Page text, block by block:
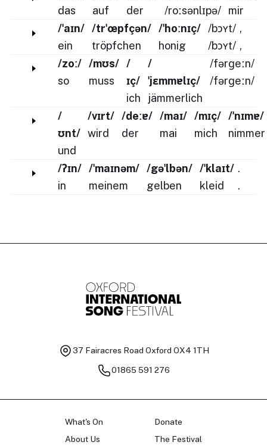
das
auf
der
/roːsənlɪpə/
mir
/ˈaɪn/
ein
/trˈœpfçən/
tröpfchen
/ˈhoːnɪç/
honig
/bɔʏt/
/bɔʏt/
,
,
/zoː/
so
/mʊs/
muss
/
ɪç/
ich
/
ˈjɛmmɐlɪç/
jämmerlich
/fərɡeːn/
/fərɡeːn/
/
ʊnt/
und
/vɪrt/
wird
/deːɐ/
der
/maɪ/
mai
/mɪç/
mich
/ˈnɪmɐ/
nimmer
/ʔɪn/
in
/ˈmaɪnəm/
meinem
/gəˈlbən/
gelben
/ˈklaɪt/
kleid
.
.
37 Fairacres Road Oxford OX4 1TH
01865 591 276
What's On
About Us
Donate
The Festival